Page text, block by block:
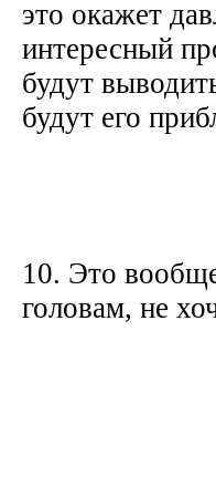
это окажет
интересный
будут
будут его
10. Это
головам, не